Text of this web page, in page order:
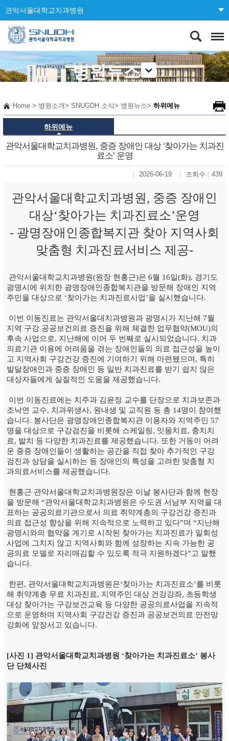
관악서울대학교치과병원
병원뉴스
Home> 병원소개 > SNUGDH 소식> 병원뉴스> 하위메뉴
하위메뉴
관악서울대학교치과병원, 중증 장애인 대상 ‘찾아가는 치과진
료소’ 운영
2026-06-19 조회수 : 439
관악서울대학교치과병원, 중증 장애인
대상‘찾아가는 치과진료소’운영
- 광명장애인종합복지관 찾아 지역사회
맞춤형 치과진료서비스 제공-
관악서울대학교치과병원(원장 현홍근)은 6월 16일(화), 경기도
광명시에 위치한 광명장애인종합복지관을 방문해 장애인 지역
주민을 대상으로 ‘찾아가는 치과진료사업’을 실시했습니다.
이번 이동진료는 관악서울대치과병원과 광명시가 지난해 7월
지역 구강 공공보건의료 증진을 위해 체결한 업무협약(MOU)의
후속 사업으로, 지난해에 이어 두 번째로 실시되었습니다. 치과
의료기관 이용에 어려움을 겪는 장애인들의 의료 접근성을 높이
고 지역사회 구강건강 증진에 기여하기 위해 마련됐으며, 특히
발달장애인과 중증 장애인 등 일반 치과진료를 받기 쉽지 않은
대상자들에게 실질적인 도움을 제공했습니다.
이번 이동진료에는 치주과 김윤정 교수를 단장으로 치과보존과
조낙연 교수, 치과위생사, 원내생 및 교직원 등 총 14명이 참여했
습니다. 봉사단은 광명장애인종합복지관 이용자와 지역주민 57
명을 대상으로 구강검진을 비롯해 스케일링, 잇몸치료, 충치치
료, 발치 등 다양한 치과진료를 제공했습니다. 또한 거동이 어려
운 중증 장애인들이 생활하는 공간을 직접 찾아 추가적인 구강
검진과 상담을 실시하는 등 장애인의 특성을 고려한 맞춤형 치
과의료서비스를 제공했습니다.
현홍근 관악서울대학교치과병원장은 이날 봉사단과 함께 현장
을 방문해 “관악서울대학교치과병원은 수도권 서남부 지역을 대
표하는 공공의료기관으로서 의료 취약계층의 구강건강 증진과
의료 접근성 향상을 위해 지속적으로 노력하고 있다”며 “지난해
광명시와의 협약을 계기로 시작된 찾아가는 치과진료가 일회성
사업에 그치지 않고 지역사회와 함께 성장하는 지속 가능한 공
공의료 모델로 자리매김할 수 있도록 적극 지원하겠다”고 말했
습니다.
한편, 관악서울대학교치과병원은‘찾아가는 치과진료소’를 비롯
해 취약계층 무료 치과진료, 지역주민 대상 건강강좌, 초등학생
대상 찾아가는 구강보건교육 등 다양한 공공의료사업을 지속적
으로 운영하며 지역사회 구강건강 증진과 공공보건의료 안전망
강화에 앞장서고 있습니다.
[사진 1] 관악서울대학교치과병원 ‘찾아가는 치과진료소’ 봉사
단 단체사진